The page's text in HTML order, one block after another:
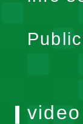
video